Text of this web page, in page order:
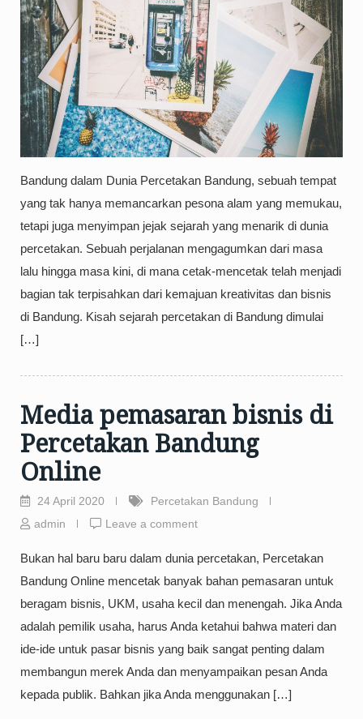
Bandung dalam Dunia Percetakan Bandung, sebuah tempat
yang tak hanya memancarkan pesona alam yang memukau,
tetapi juga menyimpan jejak sejarah yang menarik di dunia
percetakan. Sebuah perjalanan mengagumkan dari masa
lalu hingga masa kini, di mana cetak-mencetak telah menjadi
bagian tak terpisahkan dari kemajuan kreativitas dan bisnis
di Bandung. Kisah sejarah percetakan di Bandung dimulai
[…]
Media pemasaran bisnis di
Percetakan Bandung
Online
24 April 2020
Percetakan Bandung
admin
Leave a comment
Bukan hal baru baru dalam dunia percetakan, Percetakan
Bandung Online mencetak banyak bahan pemasaran untuk
beragam bisnis, UKM, usaha kecil dan menengah. Jika Anda
adalah pemilik usaha, harus Anda ketahui bahwa materi dan
ide-ide untuk pasar bisnis yang baik sangat penting dalam
membangun merek Anda dan menyampaikan pesan Anda
kepada publik. Bahkan jika Anda menggunakan […]